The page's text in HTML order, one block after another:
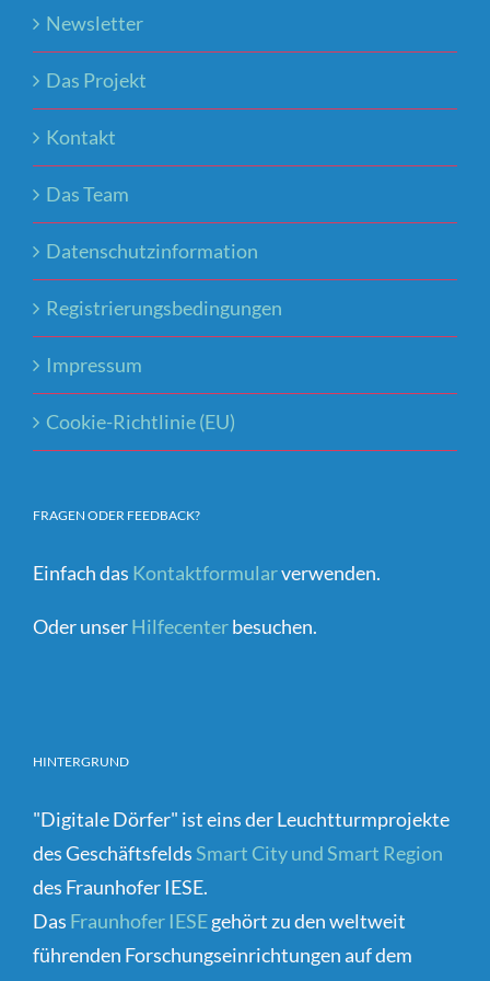
Newsletter
Das Projekt
Kontakt
Das Team
Datenschutzinformation
Registrierungsbedingungen
Impressum
Cookie-Richtlinie (EU)
FRAGEN ODER FEEDBACK?
Einfach das Kontaktformularverwenden.
Oder unserHilfecenterbesuchen.
HINTERGRUND
"Digitale Dörfer" ist eins der Leuchtturmprojekte
des GeschäftsfeldsSmart City und Smart Region
des Fraunhofer IESE.
Das Fraunhofer IESEgehört zu den weltweit
führenden Forschungseinrichtungen auf dem